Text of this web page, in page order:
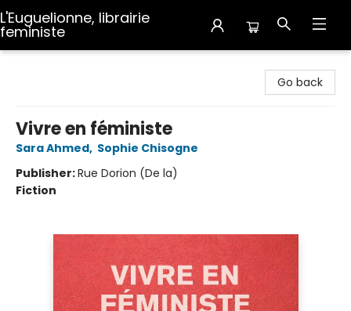
L'Euguelionne, librairie
feministe
Go back
Vivre en féministe
Sara Ahmed, Sophie Chisogne
Publisher:Rue Dorion (De la)
Fiction